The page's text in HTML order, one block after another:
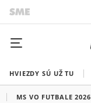
HVIEZDY SÚ UŽ TU
MS VO FUTBALE 2026